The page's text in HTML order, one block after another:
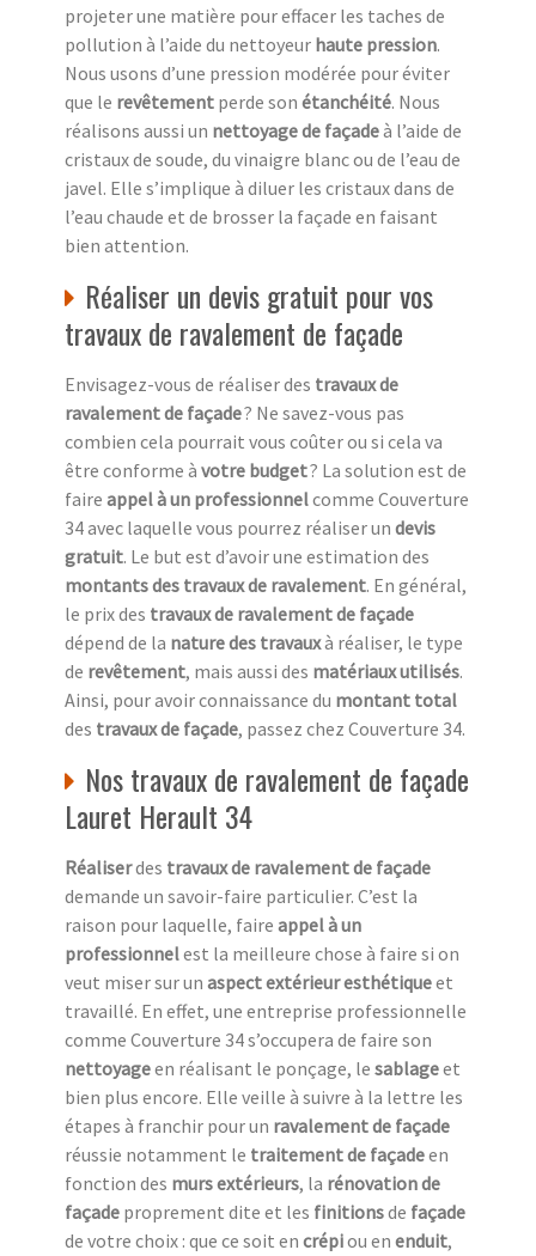
projeter une matière pour effacer les taches de
pollution à l’aide du nettoyeur haute pression.
Nous usons d’une pression modérée pour éviter
que le revêtement perde son étanchéité. Nous
réalisons aussi un nettoyage de façadeà l’aide de
cristaux de soude, du vinaigre blanc ou de l’eau de
javel. Elle s’implique à diluer les cristaux dans de
l’eau chaude et de brosser la façade en faisant
bien attention.
Réaliser un devis gratuit pour vos
travaux de ravalement de façade
Envisagez-vous de réaliser des travaux de
ravalement de façade? Ne savez-vous pas
combien cela pourrait vous coûter ou si cela va
être conforme à votre budget? La solution est de
faire appel à un professionnelcomme Couverture
34 avec laquelle vous pourrez réaliser un devis
gratuit. Le but est d’avoir une estimation des
montants des travaux de ravalement. En général,
le prix des travaux de ravalement de façade
dépend de la nature des travauxà réaliser, le type
de revêtement, mais aussi des matériaux utilisés.
Ainsi, pour avoir connaissance du montant total
des travaux de façade, passez chez Couverture 34.
Nos travaux de ravalement de façade
Lauret Herault 34
Réaliserdes travaux de ravalement de façade
demande un savoir-faire particulier. C’est la
raison pour laquelle, faire appel à un
professionnelest la meilleure chose à faire si on
veut miser sur un aspect extérieur esthétiqueet
travaillé. En effet, une entreprise professionnelle
comme Couverture 34 s’occupera de faire son
nettoyageen réalisant le ponçage, le sablageet
bien plus encore. Elle veille à suivre à la lettre les
étapes à franchir pour un ravalement de façade
réussie notamment le traitement de façadeen
fonction des murs extérieurs, la rénovation de
façade proprement dite et les finitionsde façade
de votre choix : que ce soit en crépiou en enduit,